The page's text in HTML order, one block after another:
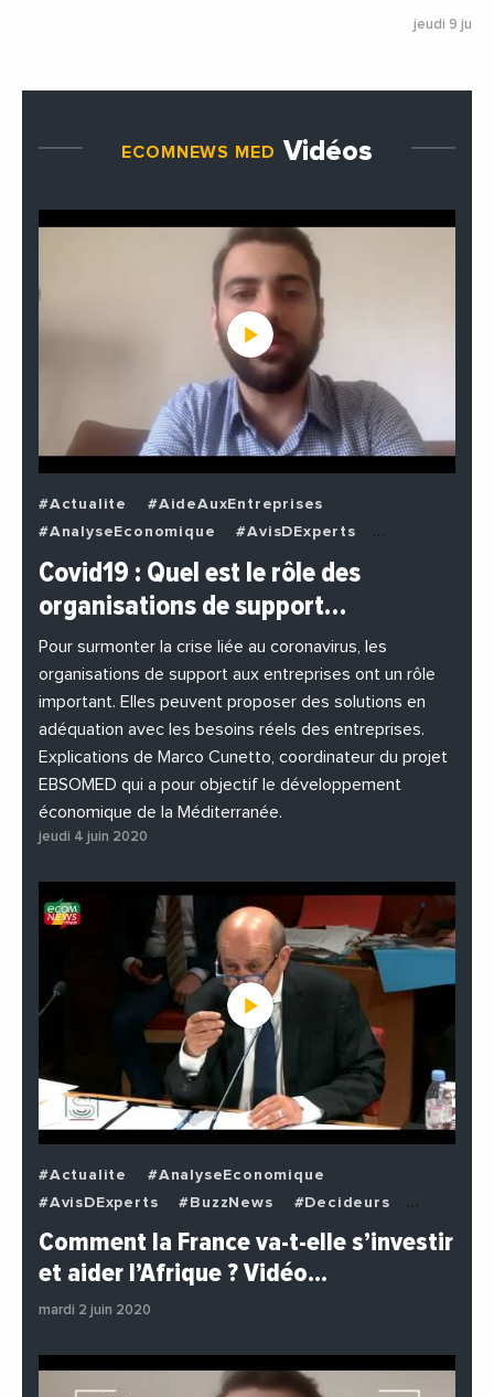
jeudi 9 juin
ECOMNEWS MED Vidéos
#Actualite
#AideAuxEntreprises
#AnalyseEconomique
#AvisDExperts
#BuzzNews
#Decideurs
#EchangesMediterraneens
#Economie
#EnDirectDe
#Entreprises
#Institutions
#PhotosEtVideos
Covid19 : Quel est le rôle des
organisations de support…
Pour surmonter la crise liée au coronavirus, les
organisations de support aux entreprises ont un rôle
important. Elles peuvent proposer des solutions en
adéquation avec les besoins réels des entreprises.
Explications de Marco Cunetto, coordinateur du projet
EBSOMED qui a pour objectif le développement
économique de la Méditerranée.
jeudi 4 juin 2020
#Actualite
#AnalyseEconomique
#AvisDExperts
#BuzzNews
#Decideurs
#EchangesMediterraneens
#Economie
#Politique
Comment la France va-t-elle s’investir
et aider l’Afrique ? Vidéo…
mardi 2 juin 2020